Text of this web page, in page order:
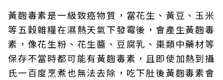
黃麴毒素是一級致癌物質，當花生、黃豆、玉米
等五穀雜糧在濕熱天氣下發霉後，會產生黃麴毒
素，像花生粉、花生醬、豆腐乳、棗類中藥材等
保存不當時都可能有黃麴毒素，且即使加熱到攝
氏一百度烹煮也無法去除，吃下肚後黃麴毒素會